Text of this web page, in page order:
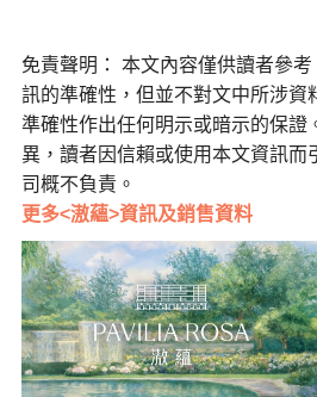
免責聲明： 本文內容僅供讀者參
訊的準確性，但並不對文中所涉資
準確性作出任何明示或暗示的保證
異，讀者因信賴或使用本文資訊而
司概不負責。
更多<滶蘊>資訊及銷售資料